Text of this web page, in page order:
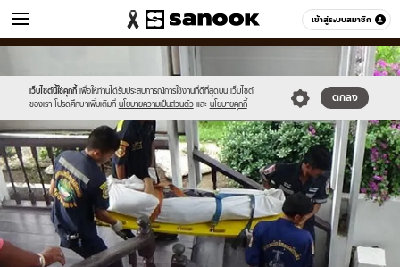
เข้าสู่ระบบสมาชิก
ข่าว หมวดอื่นๆ
เว็บไซต์นี้ใช้คุกกี้ เพื่อให้ท่านได้รับประสบการณ์การใช้งานที่ดีที่สุดบน เว็บไซต์
ของเรา โปรดศึกษาเพิ่มเติมที่ นโยบายความเป็นส่วนตัว และ นโยบายคุกกี้
ตกลง
//s.isanook.com/sr/0/images/logo-
new-
sanook.png
//s.isanook.com/ns/0/ud/373/1865414/645856-
01.jpg